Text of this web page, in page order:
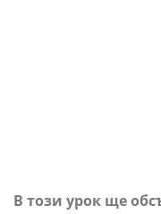
В този урок ще